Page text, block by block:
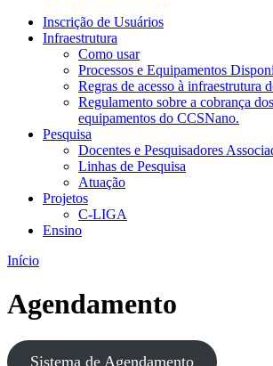
Inscrição de Usuários
Infraestrutura
Como usar
Processos e Equipamentos
Regras de acesso à infraestrutura
Regulamento sobre a cobrança
equipamentos do CCSNano.
Pesquisa
Docentes e Pesquisadores
Linhas de Pesquisa
Atuação
Projetos
C-LIGA
Ensino
Início
Agendamento
Sistema de Agendamento